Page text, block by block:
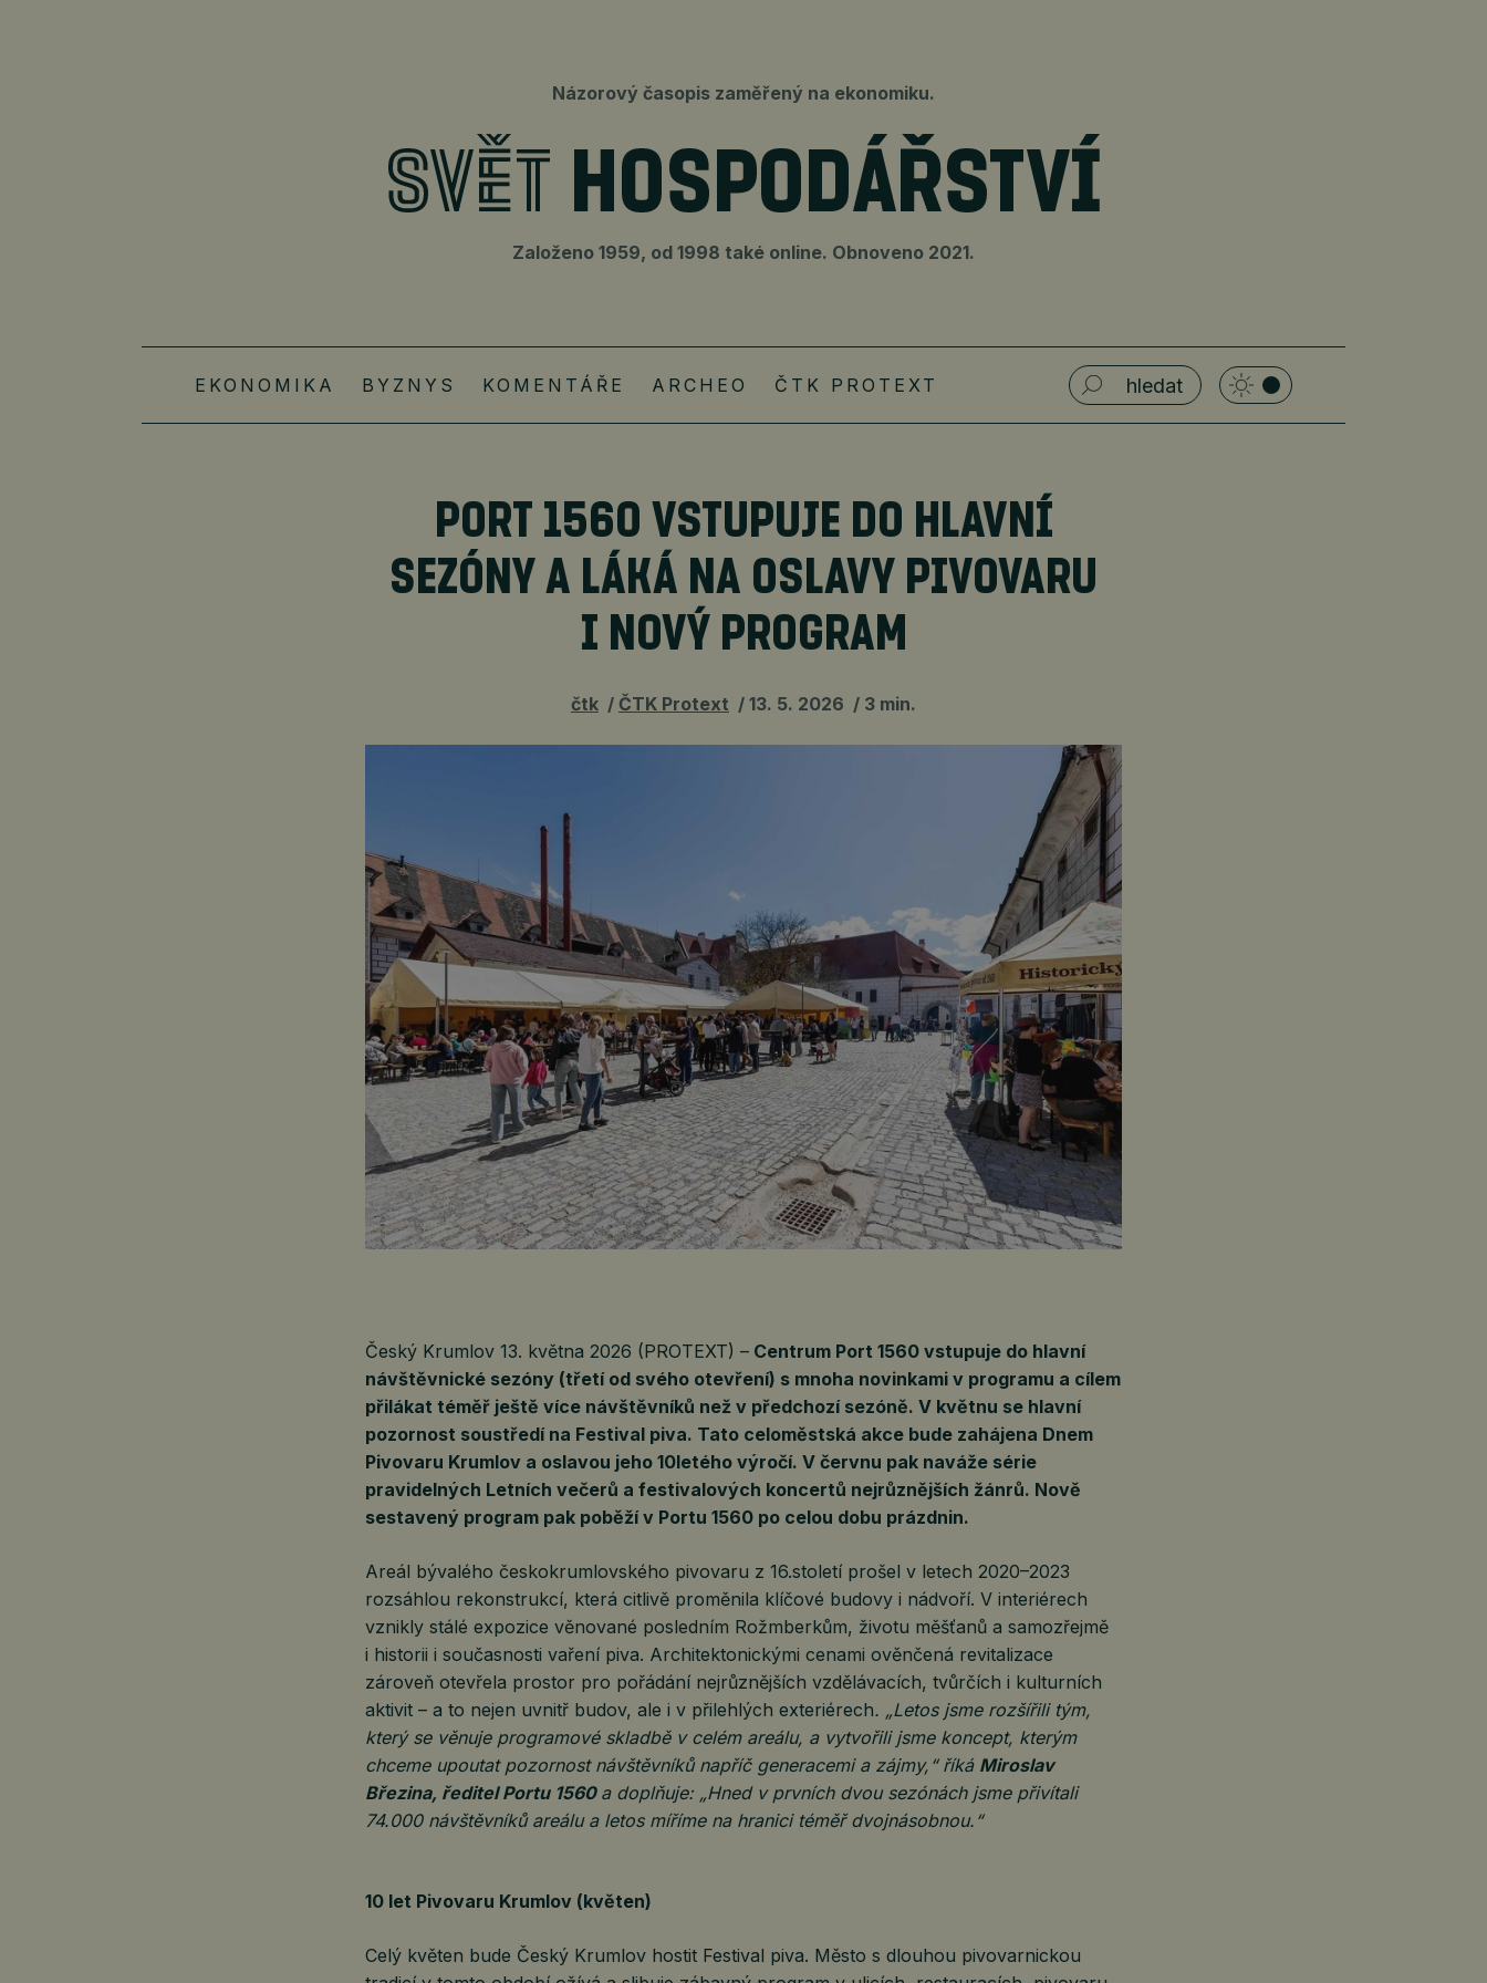
Názorový časopis zaměřený na ekonomiku.
Založeno 1959, od 1998 také online. Obnoveno 2021.
EKONOMIKA BYZNYS KOMENTÁŘE ARCHEO ČTK PROTEXT
PORT 1560 VSTUPUJE DO HLAVNÍ
SEZÓNY A LÁKÁ NA OSLAVY PIVOVARU
I NOVÝ PROGRAM
čtk ČTK Protext 13. 5. 2026 3 min.
Český Krumlov 13. května 2026 (PROTEXT) – Centrum Port 1560 vstupuje do hlavní
návštěvnické sezóny (třetí od svého otevření) s mnoha novinkami v programu a cílem
přilákat téměř ještě více návštěvníků než v předchozí sezóně. V květnu se hlavní
pozornost soustředí na Festival piva. Tato celoměstská akce bude zahájena Dnem
Pivovaru Krumlov a oslavou jeho 10letého výročí. V červnu pak naváže série
pravidelných Letních večerů a festivalových koncertů nejrůznějších žánrů. Nově
sestavený program pak poběží v Portu 1560 po celou dobu prázdnin.
Areál bývalého českokrumlovského pivovaru z 16.století prošel v letech 2020–2023
rozsáhlou rekonstrukcí, která citlivě proměnila klíčové budovy i nádvoří. V interiérech
vznikly stálé expozice věnované posledním Rožmberkům, životu měšťanů a samozřejmě
i historii i současnosti vaření piva. Architektonickými cenami ověnčená revitalizace
zároveň otevřela prostor pro pořádání nejrůznějších vzdělávacích, tvůrčích i kulturních
aktivit – a to nejen uvnitř budov, ale i v přilehlých exteriérech. „Letos jsme rozšířili tým,
který se věnuje programové skladbě v celém areálu, a vytvořili jsme koncept, kterým
chceme upoutat pozornost návštěvníků napříč generacemi a zájmy,“ říká Miroslav
Březina, ředitel Portu 1560 a doplňuje: „Hned v prvních dvou sezónách jsme přivítali
74.000 návštěvníků areálu a letos míříme na hranici téměř dvojnásobnou.“
10 let Pivovaru Krumlov (květen)
Celý květen bude Český Krumlov hostit Festival piva. Město s dlouhou pivovarnickou